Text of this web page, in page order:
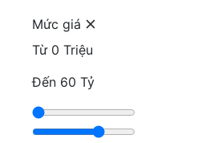
Mức giá
Từ 0 Triệu
Đến 60 Tỷ